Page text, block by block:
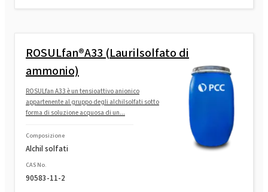
ROSULfan®A33 (Laurilsolfato di
ammonio)
ROSULfan A33 è un tensioattivo anionico
appartenente al gruppo degli alchilsolfati sotto
forma di soluzione acquosa di un...
Composizione
Alchil solfati
CAS No.
90583-11-2